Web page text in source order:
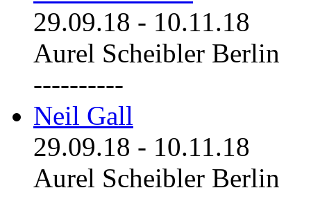
29.09.18 - 10.11.18
Aurel Scheibler Berlin
----------
Neil Gall
29.09.18 - 10.11.18
Aurel Scheibler Berlin